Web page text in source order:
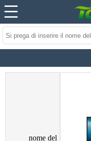
nome del